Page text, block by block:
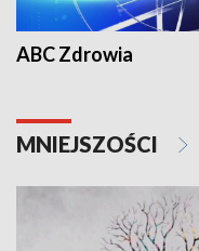
ABC Zdrowia
MNIEJSZOŚCI